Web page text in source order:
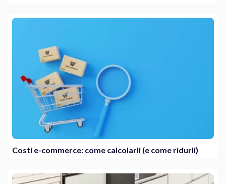
Costi e-commerce: come calcolarli (e come ridurli)